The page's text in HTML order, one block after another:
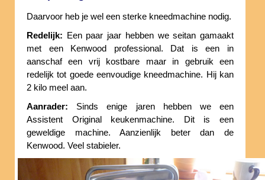
Daarvoor heb je wel een sterke kneedmachine nodig.
Redelijk: Een paar jaar hebben we seitan gamaakt
met een Kenwood professional. Dat is een in
aanschaf een vrij kostbare maar in gebruik een
redelijk tot goede eenvoudige kneedmachine. Hij kan
2 kilo meel aan.
Aanrader: Sinds enige jaren hebben we een
Assistent Original keukenmachine. Dit is een
geweldige machine. Aanzienlijk beter dan de
Kenwood. Veel stabieler.